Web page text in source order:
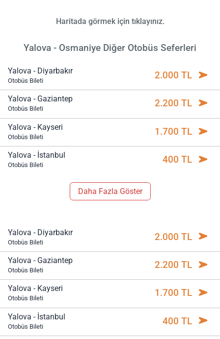
Haritada görmek için tıklayınız.
Yalova - Osmaniye Diğer Otobüs Seferleri
Yalova - Diyarbakır
Otobüs Bileti 2.000 TL
Yalova - Gaziantep
Otobüs Bileti 2.200 TL
Yalova - Kayseri
Otobüs Bileti 1.700 TL
Yalova - İstanbul
Otobüs Bileti 400 TL
Daha Fazla Göster
Yalova - Diyarbakır
Otobüs Bileti 2.000 TL
Yalova - Gaziantep
Otobüs Bileti 2.200 TL
Yalova - Kayseri
Otobüs Bileti 1.700 TL
Yalova - İstanbul
Otobüs Bileti 400 TL